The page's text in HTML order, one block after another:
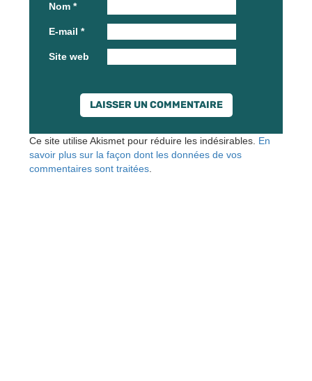
Nom *
E-mail *
Site web
Ce site utilise Akismet pour réduire les indésirables. En
savoir plus sur la façon dont les données de vos
commentaires sont traitées